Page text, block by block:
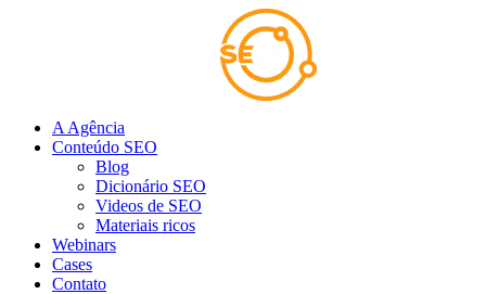
A Agência
Conteúdo SEO
Blog
Dicionário SEO
Videos de SEO
Materiais ricos
Webinars
Cases
Contato